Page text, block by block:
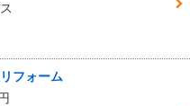
フォーム